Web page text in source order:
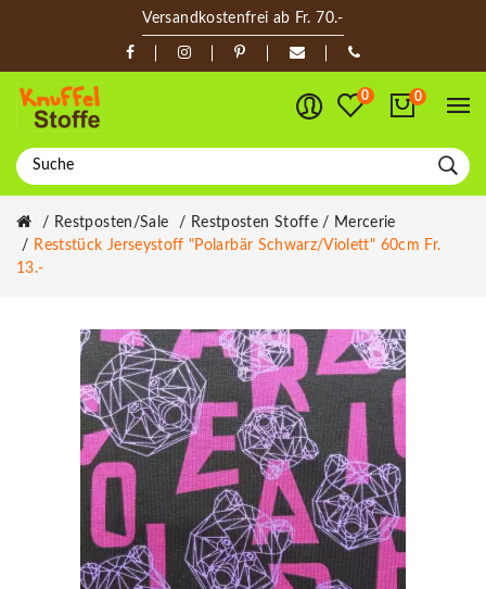
Versandkostenfrei ab Fr. 70.-
0 0
Restposten/Sale
Restposten Stoffe / Mercerie
Reststück Jerseystoff "Polarbär Schwarz/violett" 60cm Fr.
13.-